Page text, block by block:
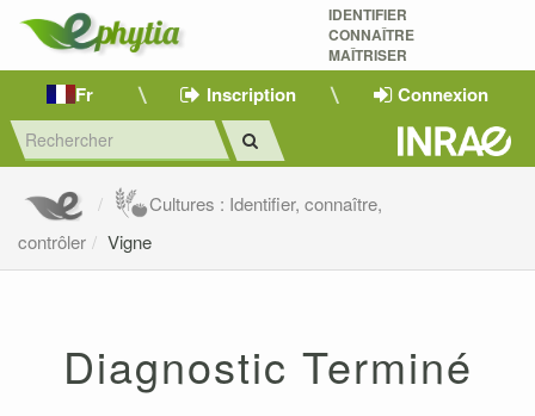
IDENTIFIER
CONNAÎTRE
MAÎTRISER
Fr Inscription Connexion
Cultures : Identifier, connaître,
contrôler
Vigne
Diagnostic Terminé